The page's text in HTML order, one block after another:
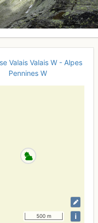
Valais Valais W - Alpes
Pennines W
500 m i